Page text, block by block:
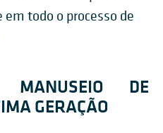
todo o processo de
MANUSEIO DE
GERAÇÃO